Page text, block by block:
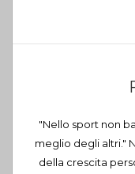
"Nello sport non
meglio degli altri."
della crescita